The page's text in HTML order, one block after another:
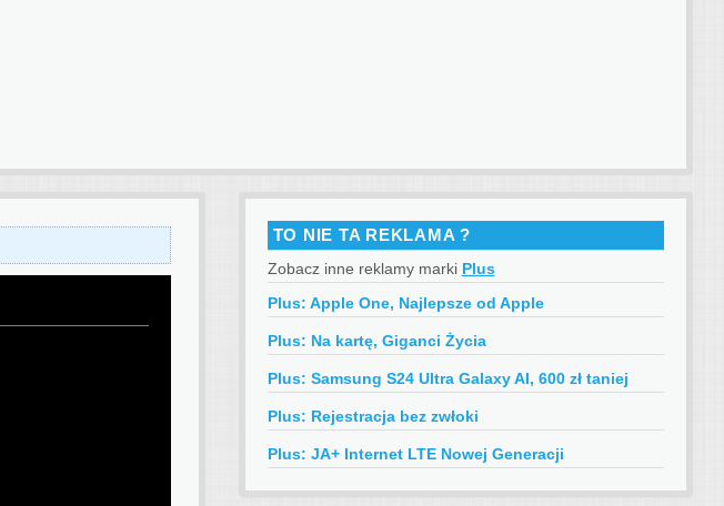
TO NIE TA REKLAMA ?
Zobacz inne reklamy marki Plus
Plus: Apple One, Najlepsze od Apple
Plus: Na kartę, Giganci Życia
Plus: Samsung S24 Ultra Galaxy AI, 600 zł taniej
Plus: Rejestracja bez zwłoki
Plus: JA+ Internet LTE Nowej Generacji